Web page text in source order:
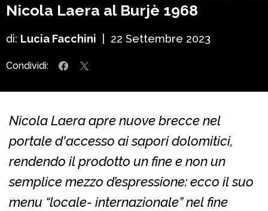
Nicola Laera al Burjè 1968
di: Lucia Facchini 22 Settembre 2023
Condividi:
Nicola Laera apre nuove brecce nel
portale d'accesso ai sapori dolomitici,
rendendo il prodotto un fine e non un
semplice mezzo d’espressione: ecco il suo
menu “locale- internazionale” nel fine